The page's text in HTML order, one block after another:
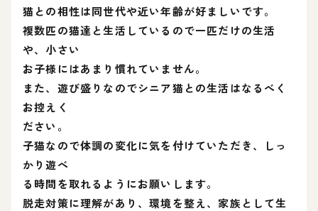
猫との相性は同世代や近い年齢が好ましいです。
複数匹の猫達と生活しているので一匹だけの生活
や、小さい
お子様にはあまり慣れていません。
また、遊び盛りなのでシニア猫との生活はなるべく
お控えく
ださい。
子猫なので体調の変化に気を付けていただき、しっ
かり遊べ
る時間を取れるようにお願いします。
脱走対策に理解があり、環境を整え、家族として生